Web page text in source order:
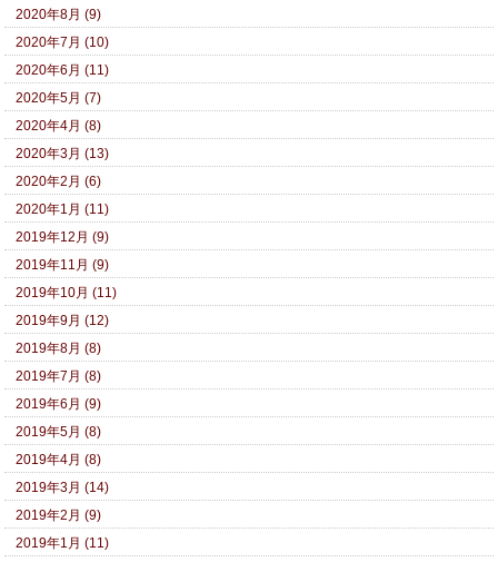
2020年8月 (9)
2020年7月 (10)
2020年6月 (11)
2020年5月 (7)
2020年4月 (8)
2020年3月 (13)
2020年2月 (6)
2020年1月 (11)
2019年12月 (9)
2019年11月 (9)
2019年10月 (11)
2019年9月 (12)
2019年8月 (8)
2019年7月 (8)
2019年6月 (9)
2019年5月 (8)
2019年4月 (8)
2019年3月 (14)
2019年2月 (9)
2019年1月 (11)